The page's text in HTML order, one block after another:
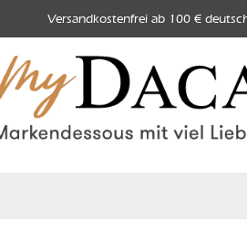
Versandkostenfrei ab 100 €